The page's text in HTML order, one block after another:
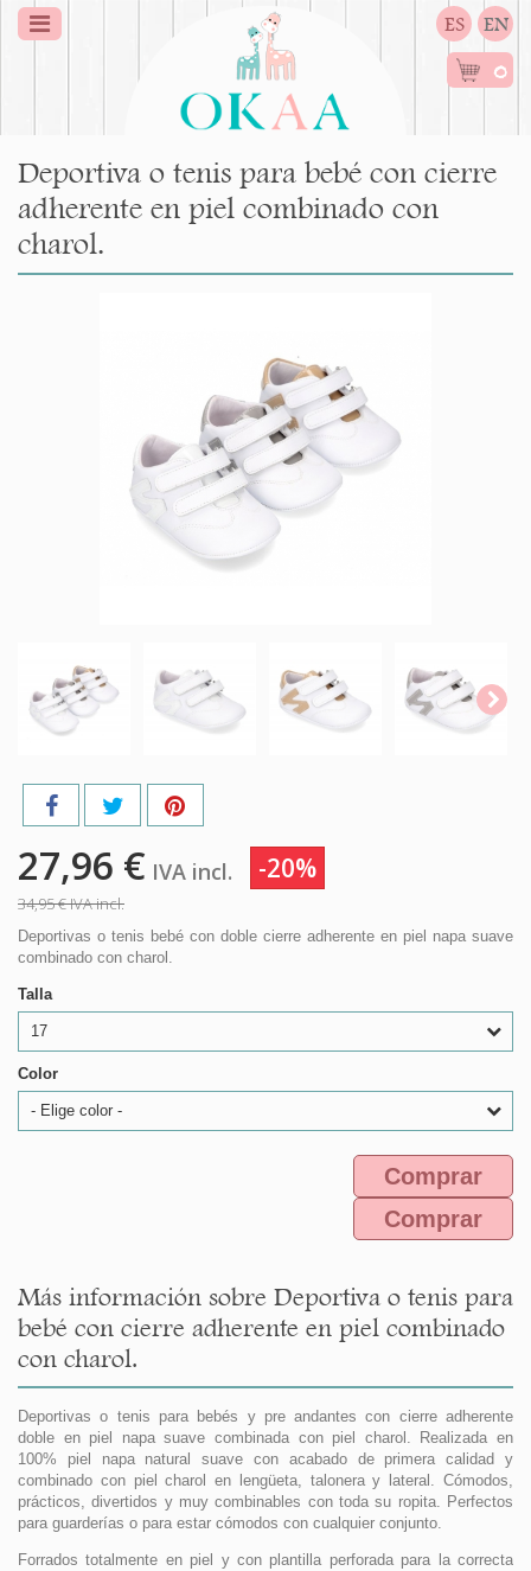
ES EN
0
Deportiva o tenis para bebé con cierre
adherente en piel combinado con
charol.
27,96 € IVA incl. -20%
34,95 €IVA incl.
Deportivas o tenis bebé con doble cierre adherente en piel napa suave
combinado con charol.
Talla
17
Color
- Elige color -
Comprar
Comprar
Más información sobre Deportiva o tenis para
bebé con cierre adherente en piel combinado
con charol.
Deportivas o tenis para bebés y pre andantes con cierre adherente
doble en piel napa suave combinada con piel charol. Realizada en
100% piel napa natural suave con acabado de primera calidad y
combinado con piel charol en lengüeta, talonera y lateral. Cómodos,
prácticos, divertidos y muy combinables con toda su ropita. Perfectos
para guarderías o para estar cómodos con cualquier conjunto.
Forrados totalmente en piel y con plantilla perforada para la correcta